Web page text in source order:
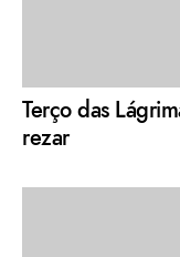
Terço das
rezar